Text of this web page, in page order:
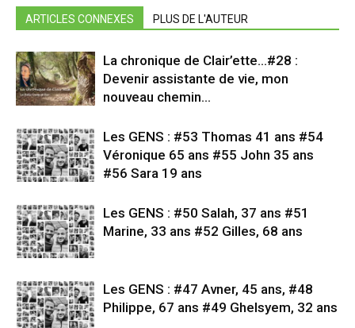
ARTICLES CONNEXES PLUS DE L'AUTEUR
La chronique de Clair’ette…#28 :
Devenir assistante de vie, mon
nouveau chemin…
Les GENS : #53 Thomas 41 ans #54
Véronique 65 ans #55 John 35 ans
#56 Sara 19 ans
Les GENS : #50 Salah, 37 ans #51
Marine, 33 ans #52 Gilles, 68 ans
Les GENS : #47 Avner, 45 ans, #48
Philippe, 67 ans #49 Ghelsyem, 32 ans